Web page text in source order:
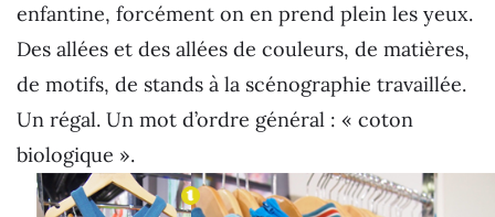
enfantine, forcément on en prend plein les yeux.
Des allées et des allées de couleurs, de matières,
de motifs, de stands à la scénographie travaillée.
Un régal. Un mot d’ordre général : « coton
biologique ».